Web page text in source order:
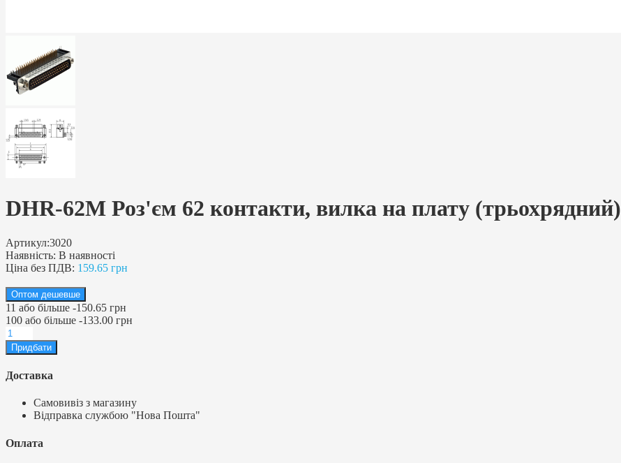
DHR-62М Роз'єм 62 контакти, вилка на плату (трьохрядний)
Артикул:3020
Наявність: В наявності
Ціна без ПДВ: 159.65 грн
Оптом дешевше
11 або більше -150.65 грн
100 або більше -133.00 грн
Доставка
Самовивіз з магазину
Відправка службою "Нова Пошта"
Оплата